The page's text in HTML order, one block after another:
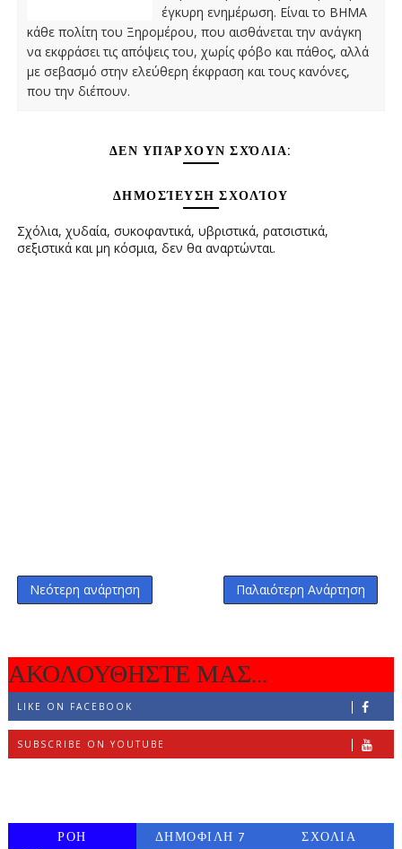
έγκυρη ενημέρωση. Είναι το ΒΗΜΑ
κάθε πολίτη του Ξηρομέρου, που αισθάνεται την ανάγκη
να εκφράσει τις απόψεις του, χωρίς φόβο και πάθος, αλλά
με σεβασμό στην ελεύθερη έκφραση και τους κανόνες,
που την διέπουν.
ΔΕΝ ΥΠΆΡΧΟΥΝ ΣΧΌΛΙΑ:
ΔΗΜΟΣΊΕΥΣΗ ΣΧΟΛΊΟΥ
Σχόλια, χυδαία, συκοφαντικά, υβριστικά, ρατσιστικά,
σεξιστικά και μη κόσμια, δεν θα αναρτώνται.
Νεότερη ανάρτηση Παλαιότερη Ανάρτηση
ΑΚΟΛΟΥΘΗΣΤΕ ΜΑΣ...
LIKE ON FACEBOOK
SUBSCRIBE ON YOUTUBE
ΡΟΗ
ΔΗΜΟΦΙΛΗ 7
ΣΧΟΛΙΑ